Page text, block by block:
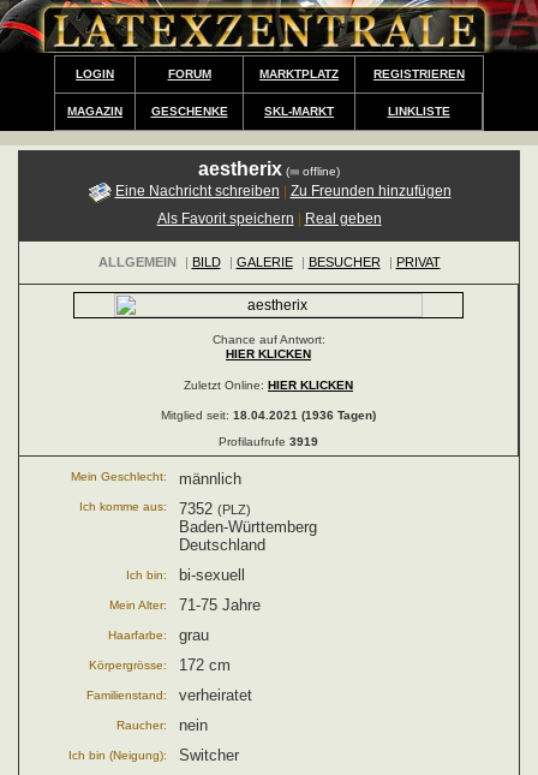
LOGIN FORUM MARKTPLATZ REGISTRIEREN
MAGAZIN GESCHENKE SKL-MARKT LINKLISTE
aestherix ( offline)
Eine Nachricht schreiben
Zu Freunden hinzufügen
Als Favorit speichern
Real geben
ALLGEMEIN | BILD | GALERIE | BESUCHER | PRIVAT
Chance auf Antwort:
HIER KLICKEN
Zuletzt Online: HIER KLICKEN
Mitglied seit: 18.04.2021 (1936 Tagen)
Profilaufrufe 3919
Mein Geschlecht: männlich
Ich komme aus: 7352 (PLZ)
Baden-Württemberg
Deutschland
Ich bin: bi-sexuell
Mein Alter: 71-75 Jahre
Haarfarbe: grau
Körpergrösse: 172 cm
Familienstand: verheiratet
Raucher: nein
Ich bin (Neigung): Switcher